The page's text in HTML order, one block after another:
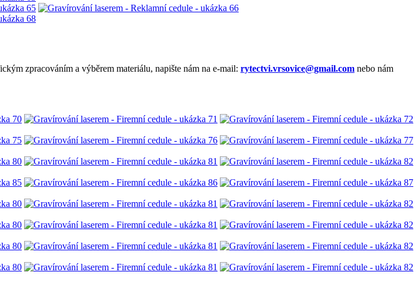
zpracováním a výběrem materiálu, napište nám na e-mail: rytectvi.vrsovice@gmail.com nebo nám